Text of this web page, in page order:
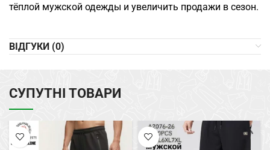
тёплой мужской одежды и увеличить продажи в сезон.
ВІДГУКИ (0)
СУПУТНІ ТОВАРИ